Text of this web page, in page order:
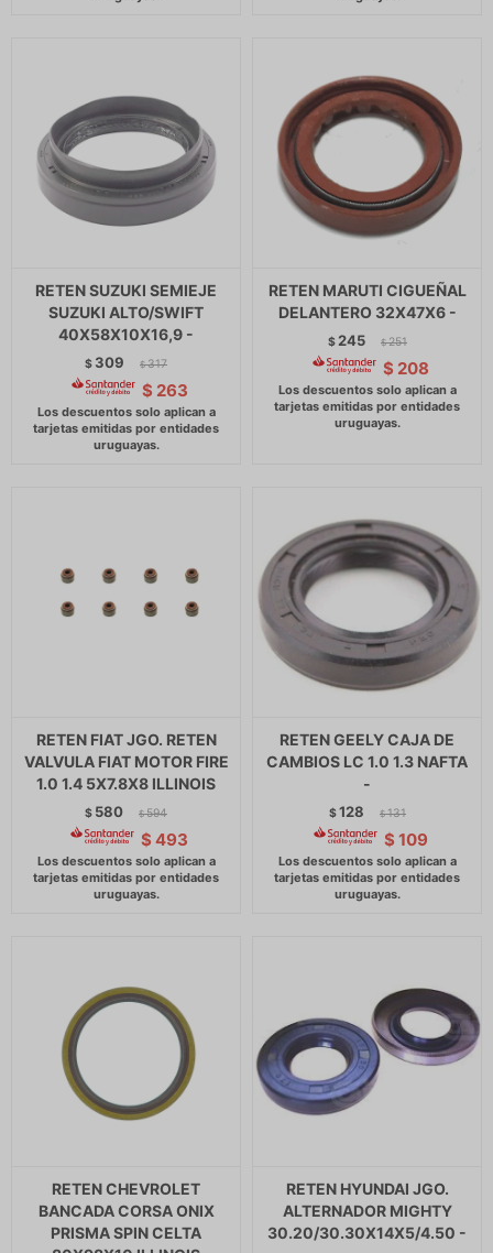
RETEN SUZUKI SEMIEJE
SUZUKI ALTO/SWIFT
40X58X10X16,9 -
$ 309 $ 317
$ 263
RETEN MARUTI CIGUEÑAL
DELANTERO 32X47X6 -
$ 245 $ 251
$ 208
RETEN FIAT JGO. RETEN
VALVULA FIAT MOTOR FIRE
1.0 1.4 5X7.8X8 ILLINOIS
$ 580 $ 594
$ 493
RETEN GEELY CAJA DE
CAMBIOS LC 1.0 1.3 NAFTA
-
$128 $ 131
$ 109
RETEN CHEVROLET
BANCADA CORSA ONIX
PRISMA SPIN CELTA
RETEN HYUNDAI JGO.
ALTERNADOR MIGHTY
30.20/30.30X14X5/4.50 -